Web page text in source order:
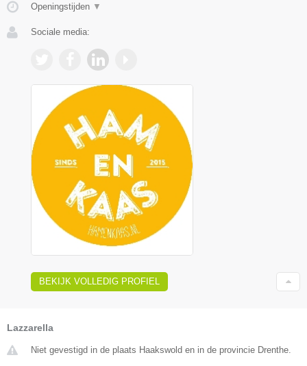
Openingstijden ▼
Sociale media:
BEKIJK VOLLEDIG PROFIEL
Lazzarella
Niet gevestigd in de plaats Haakswold en in de provincie Drenthe.